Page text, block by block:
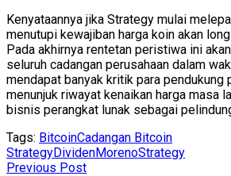
Kenyataannya jika Strategy mulai
menutupi kewajiban harga koin akan
Pada akhirnya rentetan peristiwa ini
seluruh cadangan perusahaan dalam
mendapat banyak kritik para pendukung
menunjuk riwayat kenaikan harga masa
bisnis perangkat lunak sebagai
Tags: BitcoinCadangan Bitcoin
StrategyDividenMorenoStrategy
Previous Post